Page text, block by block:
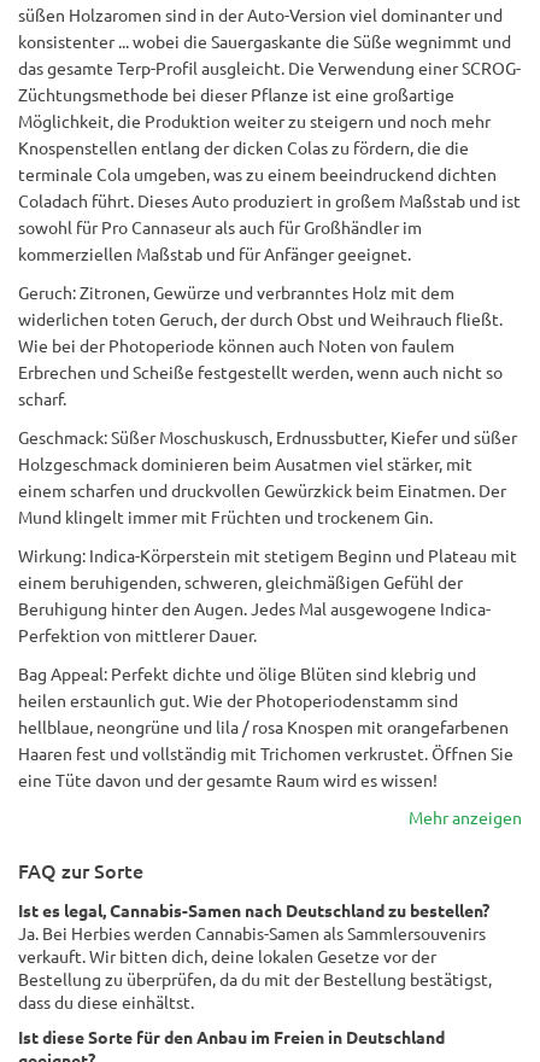
süßen Holzaromen sind in der Auto-Version viel dominanter und
konsistenter ... wobei die Sauergaskante die Süße wegnimmt und
das gesamte Terp-Profil ausgleicht. Die Verwendung einer SCROG-
Züchtungsmethode bei dieser Pflanze ist eine großartige
Möglichkeit, die Produktion weiter zu steigern und noch mehr
Knospenstellen entlang der dicken Colas zu fördern, die die
terminale Cola umgeben, was zu einem beeindruckend dichten
Coladach führt. Dieses Auto produziert in großem Maßstab und ist
sowohl für Pro Cannaseur als auch für Großhändler im
kommerziellen Maßstab und für Anfänger geeignet.
Geruch: Zitronen, Gewürze und verbranntes Holz mit dem
widerlichen toten Geruch, der durch Obst und Weihrauch fließt.
Wie bei der Photoperiode können auch Noten von faulem
Erbrechen und Scheiße festgestellt werden, wenn auch nicht so
scharf.
Geschmack: Süßer Moschuskusch, Erdnussbutter, Kiefer und süßer
Holzgeschmack dominieren beim Ausatmen viel stärker, mit
einem scharfen und druckvollen Gewürzkick beim Einatmen. Der
Mund klingelt immer mit Früchten und trockenem Gin.
Wirkung: Indica-Körperstein mit stetigem Beginn und Plateau mit
einem beruhigenden, schweren, gleichmäßigen Gefühl der
Beruhigung hinter den Augen. Jedes Mal ausgewogene Indica-
Perfektion von mittlerer Dauer.
Bag Appeal: Perfekt dichte und ölige Blüten sind klebrig und
heilen erstaunlich gut. Wie der Photoperiodenstamm sind
hellblaue, neongrüne und lila / rosa Knospen mit orangefarbenen
Haaren fest und vollständig mit Trichomen verkrustet. Öffnen Sie
eine Tüte davon und der gesamte Raum wird es wissen!
Mehr anzeigen
FAQ zur Sorte
Ist es legal, Cannabis-Samen nach Deutschland zu bestellen?
Ja. Bei Herbies werden Cannabis-Samen als Sammlersouvenirs
verkauft. Wir bitten dich, deine lokalen Gesetze vor der
Bestellung zu überprüfen, da du mit der Bestellung bestätigst,
dass du diese einhältst.
Ist diese Sorte für den Anbau im Freien in Deutschland